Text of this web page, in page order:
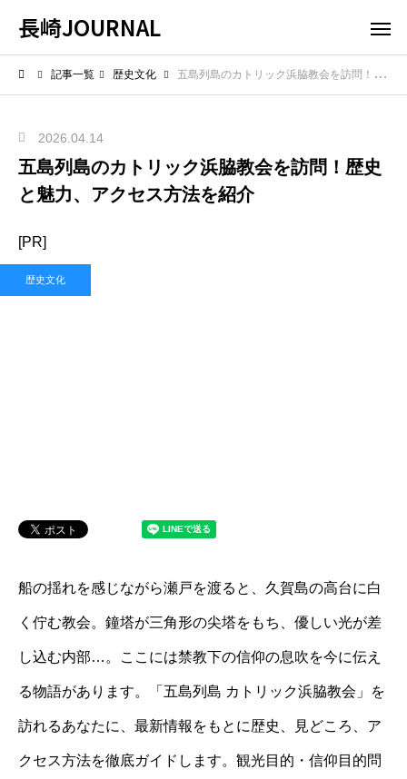
長崎JOURNAL
記事一覧 歴史文化 五島列島のカトリック浜脇教会を訪問！歴史と魅力、アクセス方法を紹介
2026.04.14
五島列島のカトリック浜脇教会を訪問！歴史
と魅力、アクセス方法を紹介
[PR]
歴史文化
船の揺れを感じながら瀬戸を渡ると、久賀島の高台に白
く佇む教会。鐘塔が三角形の尖塔をもち、優しい光が差
し込む内部…。ここには禁教下の信仰の息吹を今に伝え
る物語があります。「五島列島 カトリック浜脇教会」を
訪れるあなたに、最新情報をもとに歴史、見どころ、ア
クセス方法を徹底ガイドします。観光目的・信仰目的問